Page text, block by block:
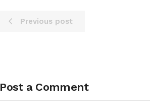
Previous post
Post a Comment